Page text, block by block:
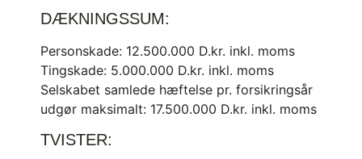
DÆKNINGSSUM:
Personskade: 12.500.000 D.kr. inkl. moms
Tingskade: 5.000.000 D.kr. inkl. moms
Selskabet samlede hæftelse pr. forsikringsår
udgør maksimalt: 17.500.000 D.kr. inkl. moms
TVISTER: